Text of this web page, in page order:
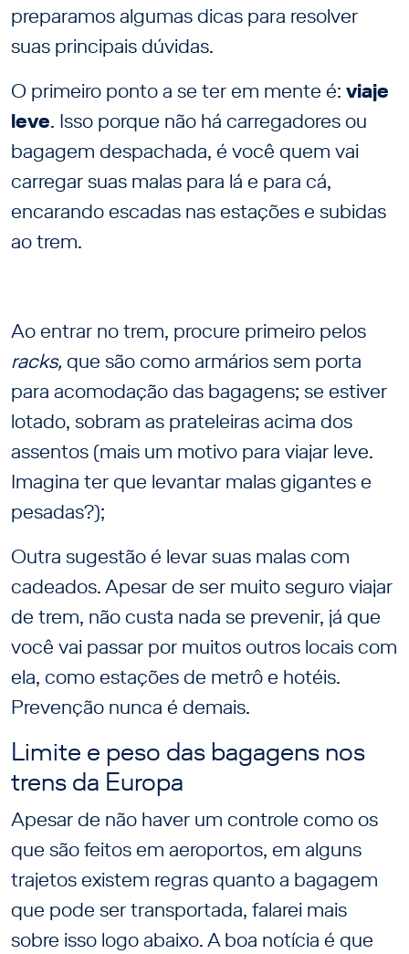
preparamos algumas dicas para resolver
suas principais dúvidas.
O primeiro ponto a se ter em mente é: viaje
leve. Isso porque não há carregadores ou
bagagem despachada, é você quem vai
carregar suas malas para lá e para cá,
encarando escadas nas estações e subidas
ao trem.
Ao entrar no trem, procure primeiro pelos
racks,que são como armários sem porta
para acomodação das bagagens; se estiver
lotado, sobram as prateleiras acima dos
assentos (mais um motivo para viajar leve.
Imagina ter que levantar malas gigantes e
pesadas?);
Outra sugestão é levar suas malas com
cadeados. Apesar de ser muito seguro viajar
de trem, não custa nada se prevenir, já que
você vai passar por muitos outros locais com
ela, como estações de metrô e hotéis.
Prevenção nunca é demais.
Limite e peso das bagagens nos
trens da Europa
Apesar de não haver um controle como os
que são feitos em aeroportos, em alguns
trajetos existem regras quanto a bagagem
que pode ser transportada, falarei mais
sobre isso logo abaixo. A boa notícia é que